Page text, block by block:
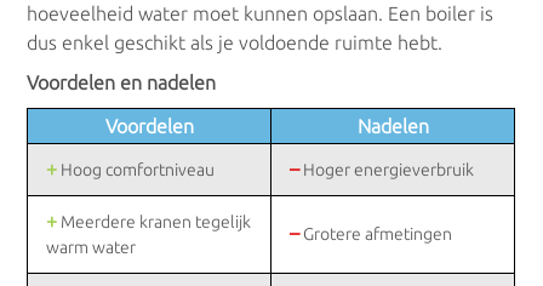
hoeveelheid water moet kunnen opslaan. Een boiler is
dus enkel geschikt als je voldoende ruimte hebt.
Voordelen en nadelen
Voordelen
Nadelen
+Hoog comfortniveau –Hoger energieverbruik
+Meerdere kranen tegelijk
warm water
–Grotere afmetingen